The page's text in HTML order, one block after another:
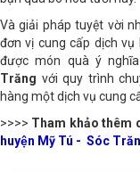
bạn qua bó hoa tươi này.
Và giải pháp tuyệt vời
đơn vị cung cấp dịch
được món quà ý
Trăng với quy trình
hàng một dịch vụ cung
>>>>
Tham khảo thêm
huyện Mỹ Tú - Sóc